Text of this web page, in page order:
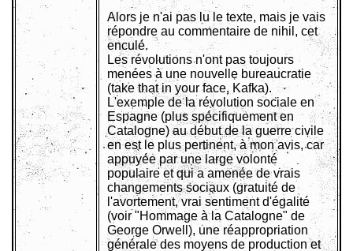
Alors je n'ai pas lu le texte, mais je vais
répondre au commentaire de nihil, cet
enculé.
Les révolutions n'ont pas toujours
menées à une nouvelle bureaucratie
(take that in your face, Kafka).
L'exemple de la révolution sociale en
Espagne (plus spécifiquement en
Catalogne) au début de la guerre civile
en est le plus pertinent, à mon avis, car
appuyée par une large volonté
populaire et qui a amenée de vrais
changements sociaux (gratuité de
l'avortement, vrai sentiment d'égalité
(voir "Hommage à la Catalogne" de
George Orwell), une réappropriation
générale des moyens de production et